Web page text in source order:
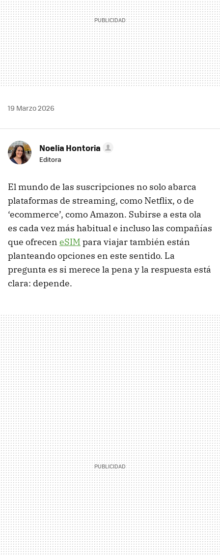
19 Marzo 2026
Noelia Hontoria
Editora
El mundo de las suscripciones no solo abarca
plataformas de streaming, como Netflix, o de
‘ecommerce’, como Amazon. Subirse a esta ola
es cada vez más habitual e incluso las compañías
que ofrecen eSIM para viajar también están
planteando opciones en este sentido. La
pregunta es si merece la pena y la respuesta está
clara: depende.